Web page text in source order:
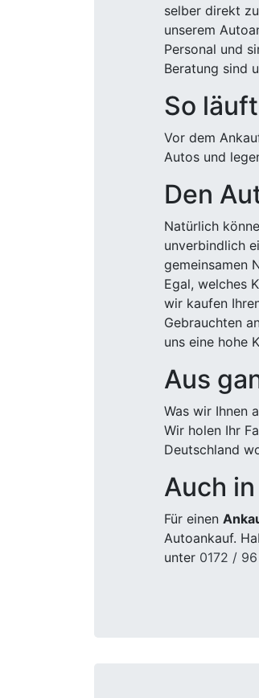
selber direkt
unserem
Personal und
Beratung sind
So
Vor dem
Autos und
Den
Natürlich
unverbindlich
gemeinsamen
Egal, welches
wir kaufen
Gebrauchten
uns eine hohe
Aus
Was wir Ihnen
Wir holen Ihr
Deutschland
Auch
Für einen
Autoankauf.
unter 0172 /